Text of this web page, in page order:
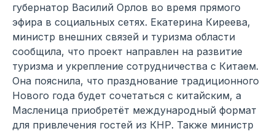
губернатор Василий Орлов во время прямого
эфира в социальных сетях. Екатерина Киреева,
министр внешних связей и туризма области
сообщила, что проект направлен на развитие
туризма и укрепление сотрудничества с Китаем.
Она пояснила, что празднование традиционного
Нового года будет сочетаться с китайским, а
Масленица приобретёт международный формат
для привлечения гостей из КНР. Также министр